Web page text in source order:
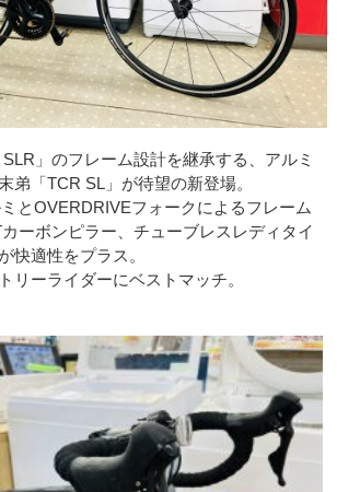
SLR」のフレーム設計を継承する、アルミ
弟「TCR SL」が待望の新登場。
とOVERDRIVEフォークによるフレーム
ーボンピラー、チューブレスレディタイ
快適性をプラス。
リーライダーにベストマッチ。